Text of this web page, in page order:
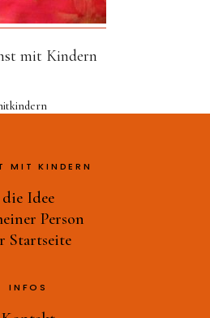
bin ich
oder was?
Person
mit Kindern
MIT KINDERN
die Idee
Person
Startseite
INFOS